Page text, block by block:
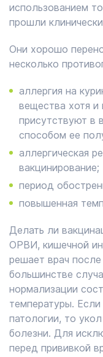
использованием
прошли
Они хорошо
несколько
аллергия на
вещества хотя и
присутствуют в
способом ее
аллергическая
вакцинирование;
период
повышенная
Делать ли
ОРВИ, кишечной
решает врач
большинстве
нормализации
температуры.
патологии, то
болезни. Для
перед прививкой